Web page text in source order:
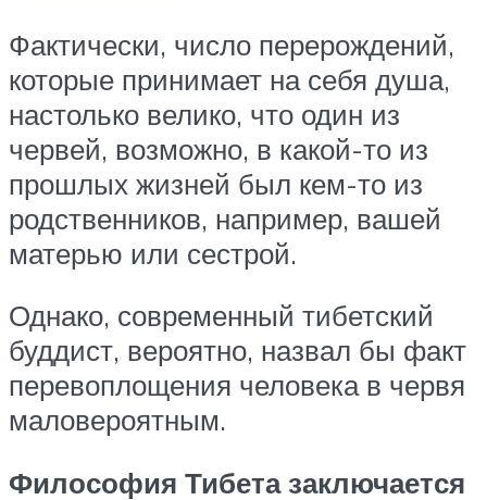
Фактически, число перерождений,
которые принимает на себя душа,
настолько велико, что один из
червей, возможно, в какой-то из
прошлых жизней был кем-то из
родственников, например, вашей
матерью или сестрой.
Однако, современный тибетский
буддист, вероятно, назвал бы факт
перевоплощения человека в червя
маловероятным.
Философия Тибета заключается